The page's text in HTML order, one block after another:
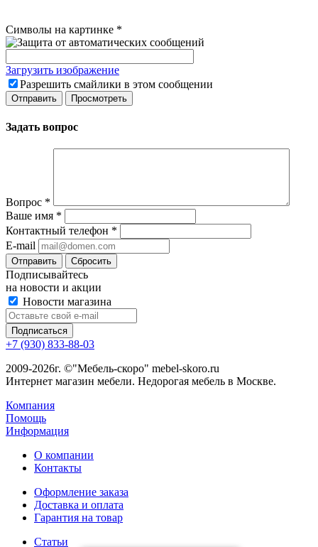
Символы на картинке *
Загрузить изображение
Разрешить смайлики в этом сообщении
Задать вопрос
Вопрос *
Ваше имя *
Контактный телефон *
E-mail
Сбросить
Подписывайтесь
на новости и акции
Новости магазина
+7 (930) 833-88-03
2009-2026г. ©"Мебель-скоро" mebel-skoro.ru
Интернет магазин мебели. Недорогая мебель в Москве.
Компания
Помощь
Информация
О компании
Контакты
Оформление заказа
Доставка и оплата
Гарантия на товар
Статьи